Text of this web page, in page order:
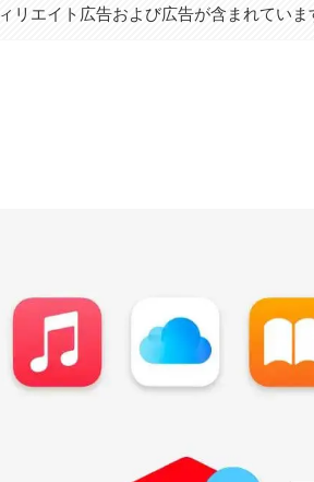
リエイト広告および広告が含まれていま